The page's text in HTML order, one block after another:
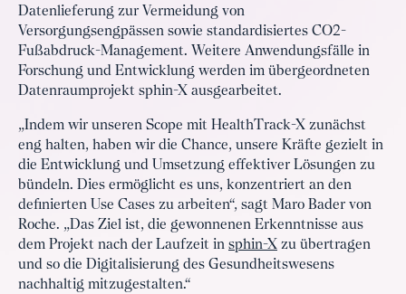
Datenlieferung zur Vermeidung von
Versorgungsengpässen sowie standardisiertes CO2-
Fußabdruck-Management. Weitere Anwendungsfälle in
Forschung und Entwicklung werden im übergeordneten
Datenraumprojekt sphin-X ausgearbeitet.
„Indem wir unseren Scope mit HealthTrack-X zunächst
eng halten, haben wir die Chance, unsere Kräfte gezielt in
die Entwicklung und Umsetzung effektiver Lösungen zu
bündeln. Dies ermöglicht es uns, konzentriert an den
definierten Use Cases zu arbeiten“, sagt Maro Bader von
Roche. „Das Ziel ist, die gewonnenen Erkenntnisse aus
dem Projekt nach der Laufzeit in sphin-X zu übertragen
und so die Digitalisierung des Gesundheitswesens
nachhaltig mitzugestalten.“